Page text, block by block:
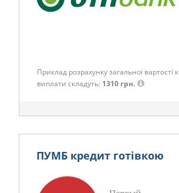
Приклад розрахунку загальної вартості
виплати складуть: 1310 грн.
ПУМБ кредит готівкою